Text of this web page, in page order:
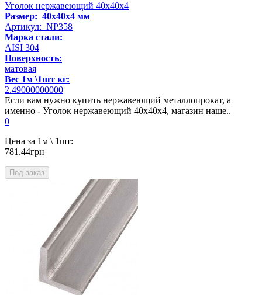
Уголок нержавеющий 40х40х4
Размер: 40х40х4 мм
Артикул: NP358
Марка стали:
AISI 304
Поверхность:
матовая
Вес 1м \1шт кг:
2.49000000000
Если вам нужно купить нержавеющий металлопрокат, а
именно - Уголок нержавеющий 40х40х4, магазин наше..
0
Цена за 1м \ 1шт:
781.44грн
Под заказ